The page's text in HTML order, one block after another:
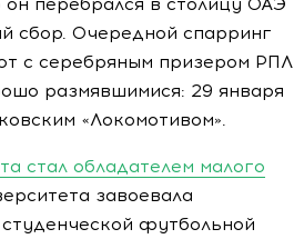
сбор. Очередной спарринг
с серебряным призером РПЛ
размявшимися: 29 января
«Локомотивом».
стал обладателем малого
завоевала
футбольной